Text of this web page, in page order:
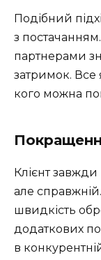
Подібний
з
партнерами
затримок. Все
кого можна
Клієнт
але
швидкість
додаткових
в